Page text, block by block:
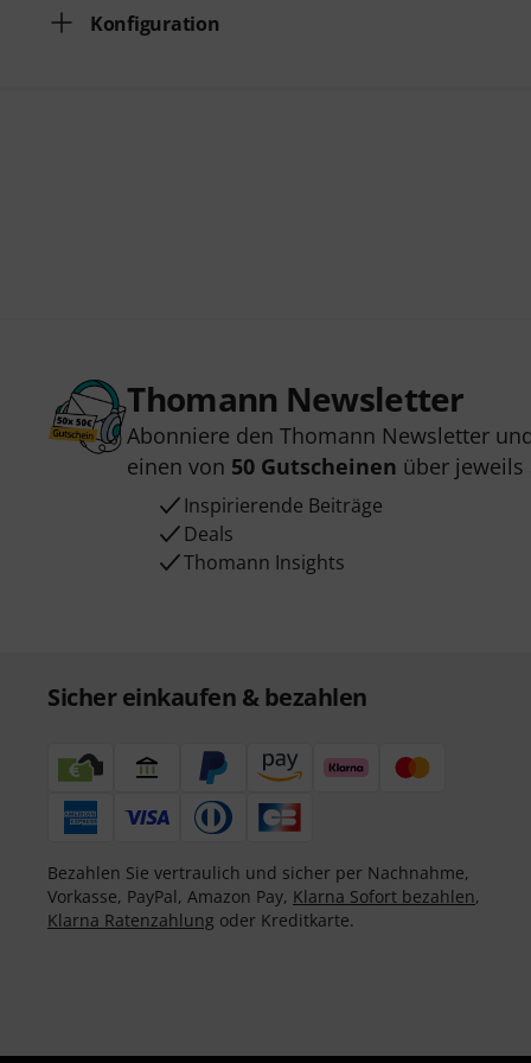
Konfiguration
Thomann Newsletter
Abonniere den Thomann Newsletter
einen von 50 Gutscheinen über jeweils
Inspirierende Beiträge
Deals
Thomann Insights
Sicher einkaufen & bezahlen
Bezahlen Sie vertraulich und sicher per Nachnahme,
Vorkasse, PayPal, Amazon Pay, Klarna Sofort bezahlen,
Klarna Ratenzahlung oder Kreditkarte.